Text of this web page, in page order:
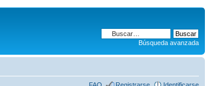
Búsqueda avanzada
FAQ Registrarse Identificarse